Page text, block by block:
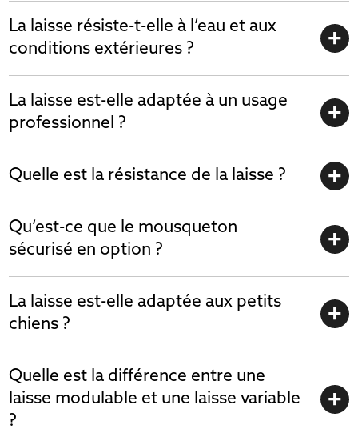
La laisse résiste-t-elle à l’eau et aux
conditions extérieures ?
La laisse est-elle adaptée à un usage
professionnel ?
Quelle est la résistance de la laisse ?
Qu’est-ce que le mousqueton
sécurisé en option ?
La laisse est-elle adaptée aux petits
chiens ?
Quelle est la différence entre une
laisse modulable et une laisse variable
?